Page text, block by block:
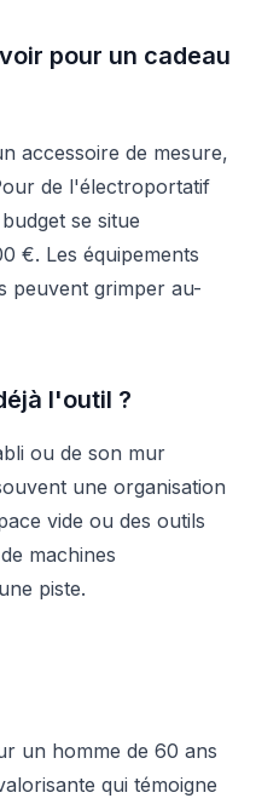
pour un cadeau
accessoire de mesure,
de l'électroportatif
se situe
€. Les équipements
peuvent grimper au-
l'outil ?
ou de son mur
une organisation
vide ou des outils
machines
piste.
un homme de 60 ans
qui témoigne